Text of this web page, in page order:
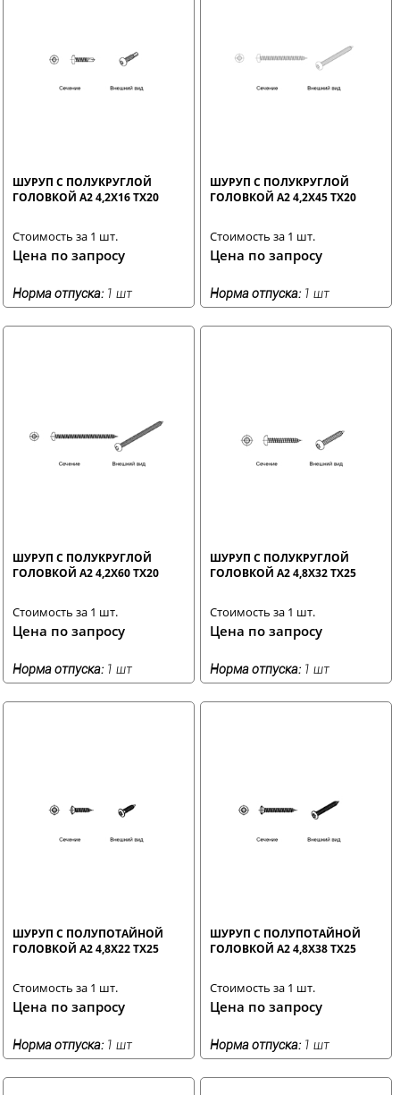
ШУРУП С ПОЛУКРУГЛОЙ
ГОЛОВКОЙ A2 4,2X16 TX20
Стоимость за 1 шт.
Цена по запросу
Норма отпуска: 1 шт
ШУРУП С ПОЛУКРУГЛОЙ
ГОЛОВКОЙ A2 4,2X45 TX20
Стоимость за 1 шт.
Цена по запросу
Норма отпуска: 1 шт
ШУРУП С ПОЛУКРУГЛОЙ
ГОЛОВКОЙ A2 4,2X60 TX20
Стоимость за 1 шт.
Цена по запросу
Норма отпуска: 1 шт
ШУРУП С ПОЛУКРУГЛОЙ
ГОЛОВКОЙ A2 4,8X32 TX25
Стоимость за 1 шт.
Цена по запросу
Норма отпуска: 1 шт
ШУРУП С ПОЛУПОТАЙНОЙ
ГОЛОВКОЙ A2 4,8X22 TX25
Стоимость за 1 шт.
Цена по запросу
Норма отпуска: 1 шт
ШУРУП С ПОЛУПОТАЙНОЙ
ГОЛОВКОЙ A2 4,8X38 TX25
Стоимость за 1 шт.
Цена по запросу
Норма отпуска: 1 шт